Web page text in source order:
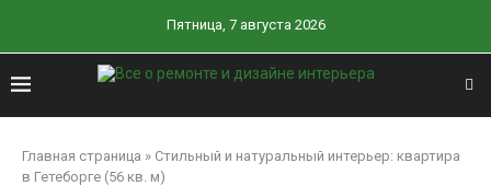
Пятница, 7 августа 2026
Главная страница » Стильный и натуральный интерьер: квартира
в Гетеборге (56 кв. м)